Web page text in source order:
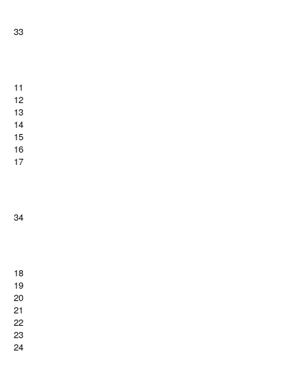
33
11
12
13
14
15
16
17
34
18
19
20
21
22
23
24